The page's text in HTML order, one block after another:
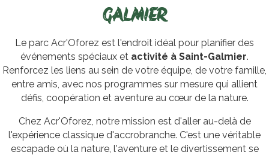
GALMIER
Le parc Acr'Oforez est l'endroit idéal pour planifier des
événements spéciaux et activité à Saint-Galmier.
Renforcez les liens au sein de votre équipe, de votre famille,
entre amis, avec nos programmes sur mesure qui allient
défis, coopération et aventure au cœur de la nature.
Chez Acr'Oforez, notre mission est d'aller au-delà de
l'expérience classique d'accrobranche. C'est une véritable
escapade où la nature, l'aventure et le divertissement se